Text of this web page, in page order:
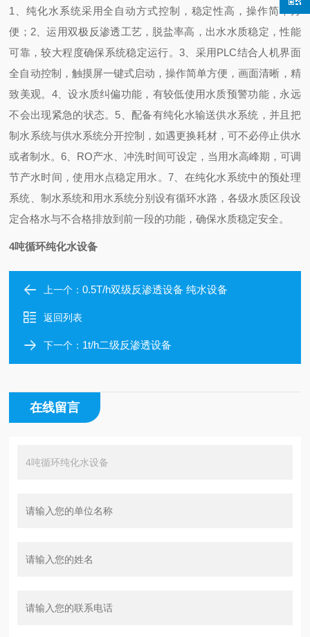
1、纯化水系统采用全自动方式控制，稳定性高，操作简单方
便； 2、运用双极反渗透工艺，脱盐率高，出水水质稳定，性能
可靠，较大程度确保系统稳定运行。3、采用PLC结合人机界面
全自动控制，触摸屏一键式启动，操作简单方便，画面清晰，精
致美观。 4、设水质纠偏功能，有较低使用水质预警功能，永远
不会出现紧急的状态。 5、配备有纯化水输送供水系统，并且把
制水系统与供水系统分开控制，如遇更换耗材，可不必停止供水
或者制水。6、RO产水、冲洗时间可设定，当用水高峰期，可调
节产水时间，使用水点稳定用水。 7、在纯化水系统中的预处理
系统、制水系统和用水系统分别设有循环水路，各级水质区段设
定合格水与不合格排放到前一段的功能，确保水质稳定安全。
4吨循环纯化水设备
上一个：0.5T/h双级反渗透设备 纯水设备
返回列表
下一个： 1t/h二级反渗透设备
在线留言